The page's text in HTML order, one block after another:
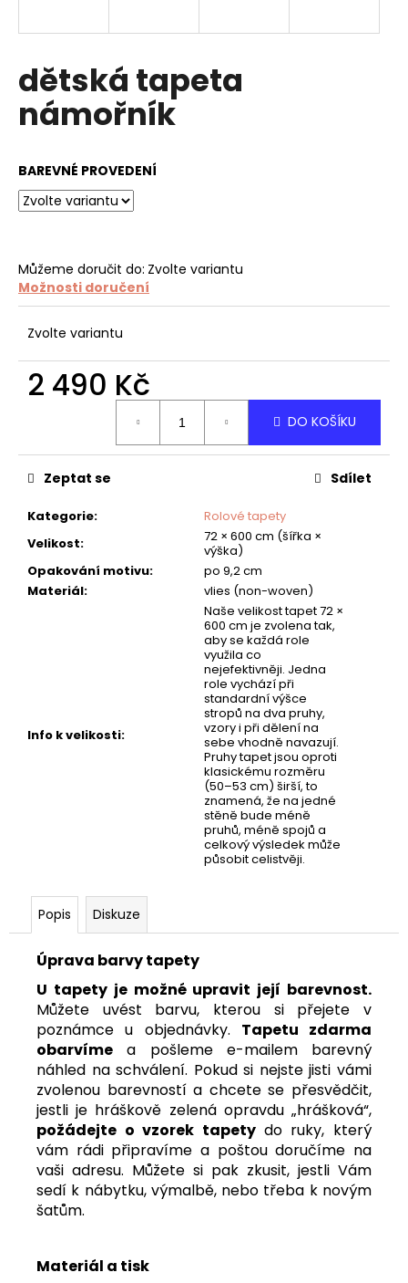
dětská tapeta
námořník
BAREVNÉ PROVEDENÍ
Můžeme doručit do: Zvolte variantu
Možnosti doručení
Zvolte variantu
2 490 Kč
DO KOŠÍKU
Kategorie:
Rolové tapety
Velikost:
72 × 600 cm (šířka ×
výška)
Opakování motivu:
po 9,2 cm
Materiál: vlies (non-woven)
Info k velikosti:
Naše velikost tapet 72 ×
600 cm je zvolena tak,
aby se každá role
využila co
nejefektivněji. Jedna
role vychází při
standardní výšce
stropů na dva pruhy,
vzory i při dělení na
sebe vhodně navazují.
Pruhy tapet jsou oproti
klasickému rozměru
(50–53 cm) širší, to
znamená, že na jedné
stěně bude méně
pruhů, méně spojů a
celkový výsledek může
působit celistvěji.
Zeptat se Sdílet
Popis Diskuze
Úprava barvy tapety
U tapety je možné upravit její barevnost.
Můžete uvést barvu, kterou si přejete v
poznámce u objednávky. Tapetu zdarma
obarvíme a pošleme e-mailem barevný
náhled na schválení. Pokud si nejste jisti vámi
zvolenou barevností a chcete se přesvědčit,
jestli je hráškově zelená opravdu „hrášková“,
požádejte o vzorek tapety do ruky, který
vám rádi připravíme a poštou doručíme na
vaši adresu. Můžete si pak zkusit, jestli Vám
sedí k nábytku, výmalbě, nebo třeba k novým
šatům.
Materiál a tisk
í
t
?
D
o
p
u
j
e
e
TAPETA
NET
07